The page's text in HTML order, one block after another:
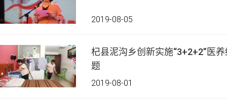
2019-08-05
杞县泥沟乡创新实施“3+2+2”医
题
2019-08-01